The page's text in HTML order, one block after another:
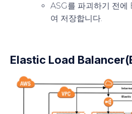
ASG를 파괴하기 전에
여 저장합니다.
Elastic Load